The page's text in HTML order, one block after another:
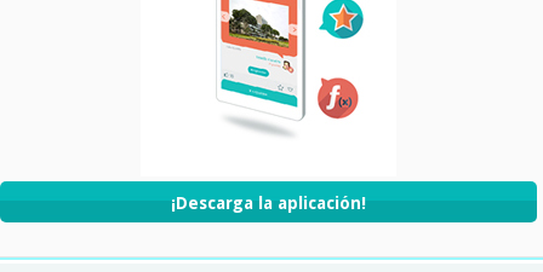
¡Descarga la aplicación!